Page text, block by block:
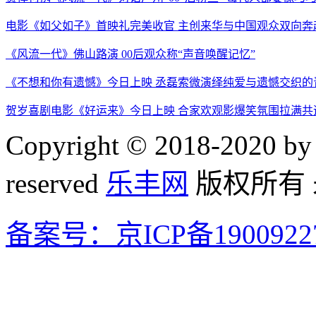
电影《如父如子》首映礼完美收官 主创来华与中国观众双向奔
《风流一代》佛山路演 00后观众称“声音唤醒记忆”
《不想和你有遗憾》今日上映 丞磊索微演绎纯爱与遗憾交织
贺岁喜剧电影《好运来》今日上映 合家欢观影爆笑氛围拉满
Copyright © 2018-2020
reserved 乐丰网 版权所有
备案号：京ICP备